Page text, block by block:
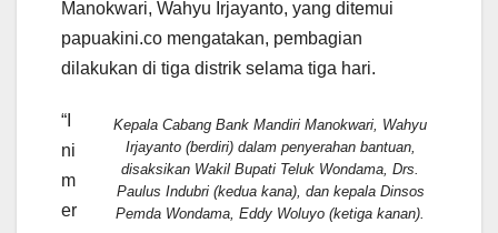
Manokwari, Wahyu Irjayanto, yang ditemui
papuakini.co mengatakan, pembagian
dilakukan di tiga distrik selama tiga hari.
Kepala Cabang Bank Mandiri Manokwari, Wahyu
Irjayanto (berdiri) dalam penyerahan bantuan,
disaksikan Wakil Bupati Teluk Wondama, Drs.
Paulus Indubri (kedua kana), dan kepala Dinsos
Pemda Wondama, Eddy Woluyo (ketiga kanan).
“I
ni
m
er